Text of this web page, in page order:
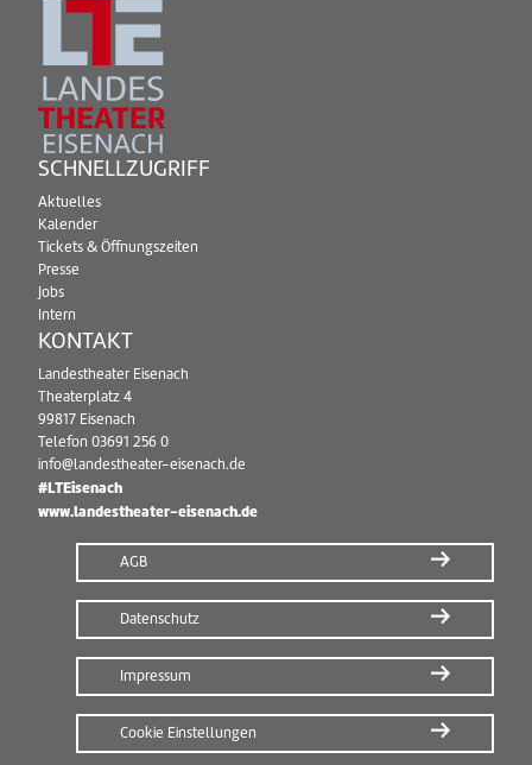
SCHNELLZUGRIFF
Aktuelles
Kalender
Tickets & Öffnungszeiten
Presse
Jobs
Intern
KONTAKT
Landestheater Eisenach
Theaterplatz 4
99817 Eisenach
Telefon 03691 256 0
info@landestheater-eisenach.de
#LTEisenach
www.landestheater-eisenach.de
AGB
Datenschutz
Impressum
Cookie Einstellungen